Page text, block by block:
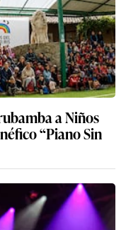
a Niños
“Piano Sin